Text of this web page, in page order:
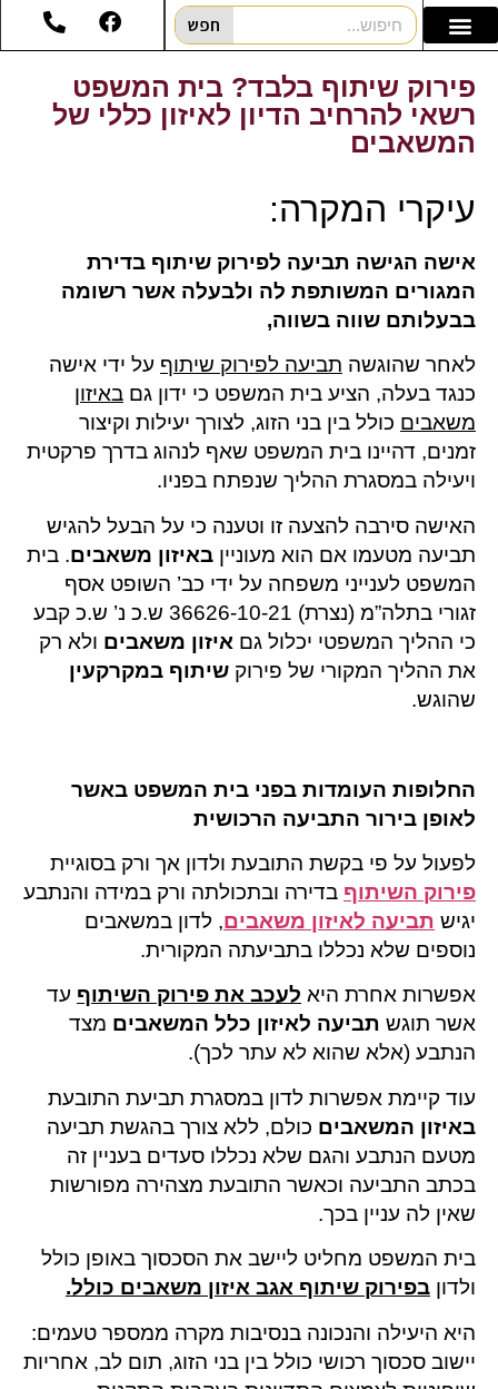
חפש
פירוק שיתוף בלבד? בית המשפט
רשאי להרחיב הדיון לאיזון כללי של
המשאבים
עיקרי המקרה:
אישה הגישה תביעה לפירוק שיתוף בדירת
המגורים המשותפת לה ולבעלה אשר רשומה
בבעלותם שווה בשווה,
לאחר שהוגשה תביעה לפירוק שיתוף על ידי אישה
כנגד בעלה, הציע בית המשפט כי ידון גם באיזון
משאבים כולל בין בני הזוג, לצורך יעילות וקיצור
זמנים, דהיינו בית המשפט שאף לנהוג בדרך פרקטית
ויעילה במסגרת ההליך שנפתח בפניו.
האישה סירבה להצעה זו וטענה כי על הבעל להגיש
תביעה מטעמו אם הוא מעוניין באיזון משאבים. בית
המשפט לענייני משפחה על ידי כב’ השופט אסף
זגורי בתלה”מ (נצרת) 36626-10-21 ש.כ נ’ ש.כ קבע
כי ההליך המשפטי יכלול גם איזון משאבים ולא רק
את ההליך המקורי של פירוק שיתוף במקרקעין
שהוגש.
החלופות העומדות בפני בית המשפט באשר
לאופן בירור התביעה הרכושית
לפעול על פי בקשת התובעת ולדון אך ורק בסוגיית
פירוק השיתוף בדירה ובתכולתה ורק במידה והנתבע
יגיש תביעה לאיזון משאבים, לדון במשאבים
נוספים שלא נכללו בתביעתה המקורית.
אפשרות אחרת היא לעכב את פירוק השיתוף עד
אשר תוגש תביעה לאיזון כלל המשאבים מצד
הנתבע (אלא שהוא לא עתר לכך).
עוד קיימת אפשרות לדון במסגרת תביעת התובעת
באיזון המשאבים כולם, ללא צורך בהגשת תביעה
מטעם הנתבע והגם שלא נכללו סעדים בעניין זה
בכתב התביעה וכאשר התובעת מצהירה מפורשות
שאין לה עניין בכך.
בית המשפט מחליט ליישב את הסכסוך באופן כולל
ולדון בפירוק שיתוף אגב איזון משאבים כולל.
היא היעילה והנכונה בנסיבות מקרה ממספר טעמים:
יישוב סכסוך רכושי כולל בין בני הזוג, תום לב, אחריות